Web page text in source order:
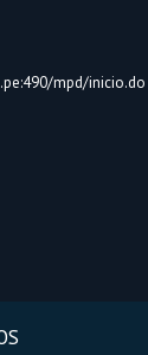
mpd/inicio.do